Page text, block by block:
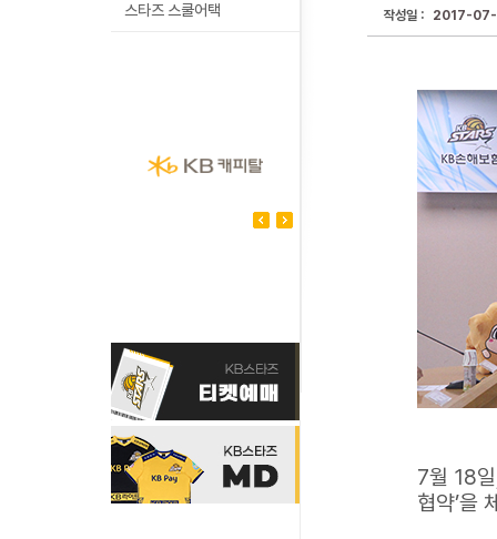
스타즈 스쿨어택 작성일 : 2017-
7월 18
협약’을